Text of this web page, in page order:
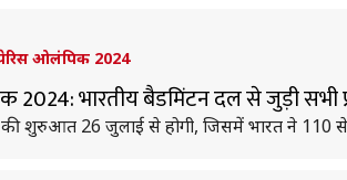
ओलंपिक 2024
2024: भारतीय बैडमिंटन दल से जुड़ी सभी
शुरुआत 26 जुलाई से होगी, जिसमें भारत ने 110